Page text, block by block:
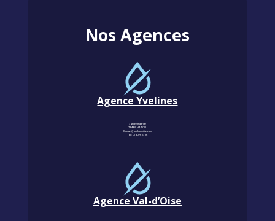
Nos Agences
Agence Yvelines
3, Allée magritte
78400 CHATOU
Contact@km-humidite.com
Tel :01 30 76 13 26
Agence Val-d’Oise